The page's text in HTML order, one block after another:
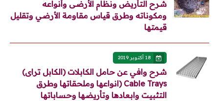
شرح التأريض ونظام الأرضى وأنواعه
ومكوناته وطرق قياس مقاومة الأرضي وتقليل
قيمتها
18 أكتوبر 2019
شرح وافي عن حامل الكابلات (الكابل تراى)
Cable Trays (انواعها وملحقاتها وطرق
التثبيت وابعادها وتأريضها وحساباتها